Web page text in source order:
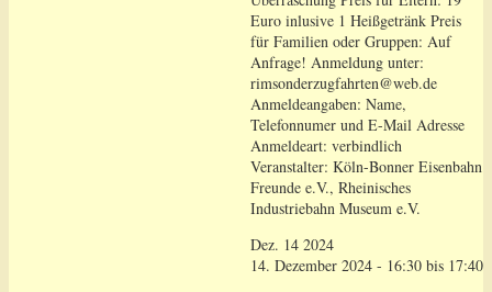
Euro inlusive 1 Heißgetränk Preis
für Familien oder Gruppen: Auf
Anfrage! Anmeldung unter:
rimsonderzugfahrten@web.de
Anmeldeangaben: Name,
Telefonnumer und E-Mail Adresse
Anmeldeart: verbindlich
Veranstalter: Köln-Bonner Eisenbahn
Freunde e.V., Rheinisches
Industriebahn Museum e.V.
Dez. 14 2024
14. Dezember 2024 - 16:30 bis 17:40